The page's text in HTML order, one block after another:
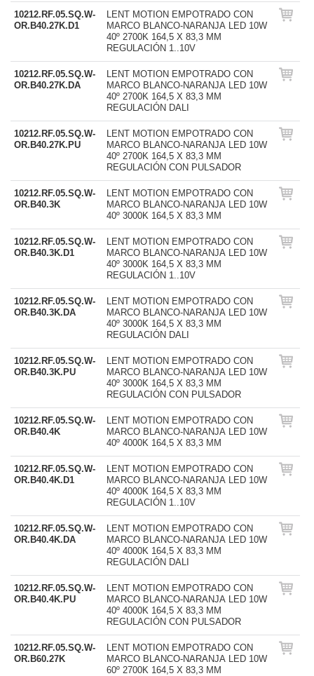
10212.RF.05.SQ.W-
OR.B40.27K.D1
LENT MOTION EMPOTRADO CON
MARCO BLANCO-NARANJA LED 10W
40º 2700K 164,5 X 83,3 MM
REGULACIÓN 1..10V
10212.RF.05.SQ.W-
OR.B40.27K.DA
LENT MOTION EMPOTRADO CON
MARCO BLANCO-NARANJA LED 10W
40º 2700K 164,5 X 83,3 MM
REGULACIÓN DALI
10212.RF.05.SQ.W-
OR.B40.27K.PU
LENT MOTION EMPOTRADO CON
MARCO BLANCO-NARANJA LED 10W
40º 2700K 164,5 X 83,3 MM
REGULACIÓN CON PULSADOR
10212.RF.05.SQ.W-
OR.B40.3K
LENT MOTION EMPOTRADO CON
MARCO BLANCO-NARANJA LED 10W
40º 3000K 164,5 X 83,3 MM
10212.RF.05.SQ.W-
OR.B40.3K.D1
LENT MOTION EMPOTRADO CON
MARCO BLANCO-NARANJA LED 10W
40º 3000K 164,5 X 83,3 MM
REGULACIÓN 1..10V
10212.RF.05.SQ.W-
OR.B40.3K.DA
LENT MOTION EMPOTRADO CON
MARCO BLANCO-NARANJA LED 10W
40º 3000K 164,5 X 83,3 MM
REGULACIÓN DALI
10212.RF.05.SQ.W-
OR.B40.3K.PU
LENT MOTION EMPOTRADO CON
MARCO BLANCO-NARANJA LED 10W
40º 3000K 164,5 X 83,3 MM
REGULACIÓN CON PULSADOR
10212.RF.05.SQ.W-
OR.B40.4K
LENT MOTION EMPOTRADO CON
MARCO BLANCO-NARANJA LED 10W
40º 4000K 164,5 X 83,3 MM
10212.RF.05.SQ.W-
OR.B40.4K.D1
LENT MOTION EMPOTRADO CON
MARCO BLANCO-NARANJA LED 10W
40º 4000K 164,5 X 83,3 MM
REGULACIÓN 1..10V
10212.RF.05.SQ.W-
OR.B40.4K.DA
LENT MOTION EMPOTRADO CON
MARCO BLANCO-NARANJA LED 10W
40º 4000K 164,5 X 83,3 MM
REGULACIÓN DALI
10212.RF.05.SQ.W-
OR.B40.4K.PU
LENT MOTION EMPOTRADO CON
MARCO BLANCO-NARANJA LED 10W
40º 4000K 164,5 X 83,3 MM
REGULACIÓN CON PULSADOR
10212.RF.05.SQ.W-
OR.B60.27K
LENT MOTION EMPOTRADO CON
MARCO BLANCO-NARANJA LED 10W
60º 2700K 164,5 X 83,3 MM